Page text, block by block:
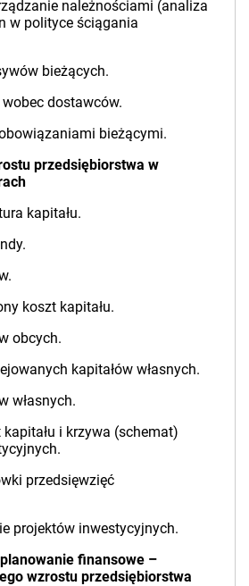
należnościami (analiza
w polityce ściągania
bieżących.
dostawców.
bieżącymi.
przedsiębiorstwa w
kapitału.
koszt kapitału.
obcych.
kapitałów własnych.
własnych.
i krzywa (schemat)
przedsięwzięć
projektów inwestycyjnych.
finansowe –
wzrostu przedsiębiorstwa